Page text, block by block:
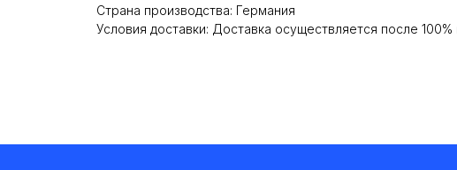
Cтрана производства: Германия
Условия доставки: Доставка осуществляется после